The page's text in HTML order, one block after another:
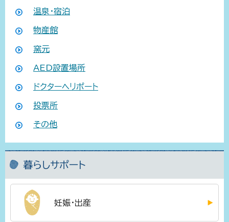
温泉・宿泊
物産館
窯元
AED設置場所
ドクターヘリポート
投票所
その他
暮らしサポート
妊娠・出産